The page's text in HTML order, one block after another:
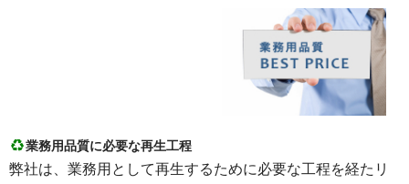
業務用品質に必要な再生工程
弊社は、業務用として再生するために必要な工程を経たリ